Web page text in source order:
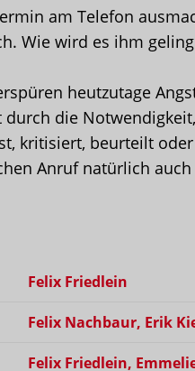
am Telefon
Wie wird es ihm
heutzutage
die
kritisiert, beurteilt
Anruf natürlich
Felix Friedlein
Felix Nachbaur, Erik
Felix Friedlein,